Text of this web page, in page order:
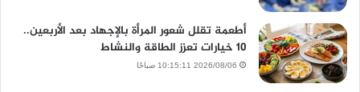
أطعمة تقلل شعور المرأة بالإجهاد بعد الأربعين..
10 خيارات تعزز الطاقة والنشاط
2026/08/06 10:15:11 صباحًا